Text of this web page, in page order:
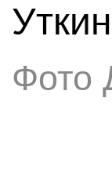
Фото